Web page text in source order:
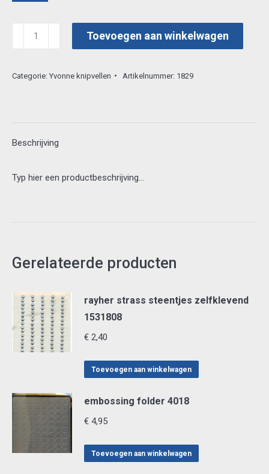
embossing
folder
aantal
Toevoegen aan winkelwagen
Categorie: Yvonne knipvellen Artikelnummer: 1829
Beschrijving
Typ hier een productbeschrijving…
Gerelateerde producten
rayher strass steentjes zelfklevend
1531808
€ 2,40
Toevoegen aan winkelwagen
embossing folder 4018
€ 4,95
Toevoegen aan winkelwagen